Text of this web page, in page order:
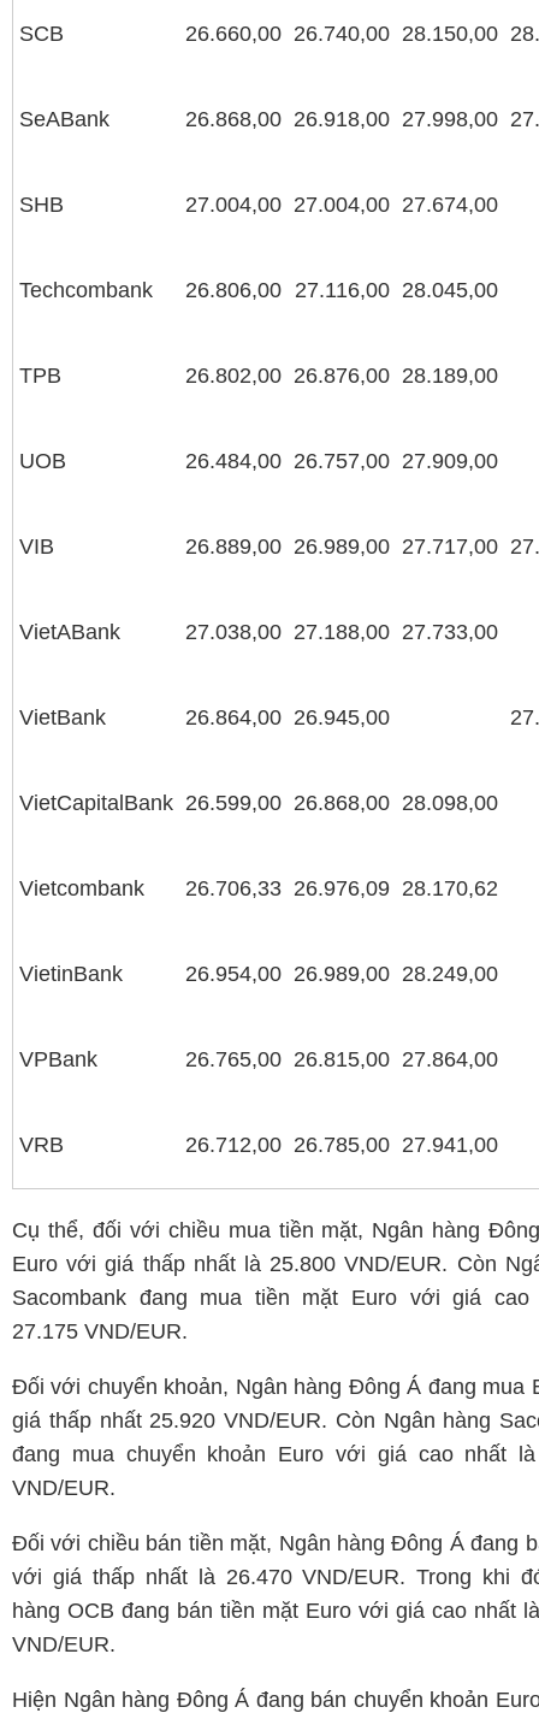
SCB 26.660,00 26.740,00 28.150,00
SeABank 26.868,00 26.918,00 27.998,00
SHB 27.004,00 27.004,00 27.674,00
Techcombank 26.806,00 27.116,00 28.045,00
TPB 26.802,00 26.876,00 28.189,00
UOB 26.484,00 26.757,00 27.909,00
VIB 26.889,00 26.989,00 27.717,00
VietABank 27.038,00 27.188,00 27.733,00
VietBank 26.864,00 26.945,00
VietCapitalBank 26.599,00 26.868,00 28.098,00
Vietcombank 26.706,33 26.976,09 28.170,62
VietinBank 26.954,00 26.989,00 28.249,00
VPBank 26.765,00 26.815,00 27.864,00
VRB 26.712,00 26.785,00 27.941,00
Cụ thể, đối với chiều mua tiền mặt, Ngân hàng
Euro với giá thấp nhất là 25.800 VND/EUR. Còn
Sacombank đang mua tiền mặt Euro với giá
27.175 VND/EUR.
Đối với chuyển khoản, Ngân hàng Đông Á đang mua
giá thấp nhất 25.920 VND/EUR. Còn Ngân hàng
đang mua chuyển khoản Euro với giá cao nhất là
VND/EUR.
Đối với chiều bán tiền mặt, Ngân hàng Đông Á đang
với giá thấp nhất là 26.470 VND/EUR. Trong khi
hàng OCB đang bán tiền mặt Euro với giá cao nhất
VND/EUR.
Hiện Ngân hàng Đông Á đang bán chuyển khoản